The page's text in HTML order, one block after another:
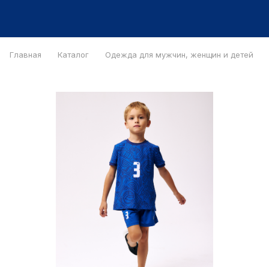
Главная Каталог Одежда для мужчин, женщин и детей